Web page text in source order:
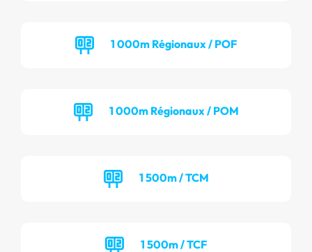
1 000m Régionaux / POF
1 000m Régionaux / POM
1 500m / TCM
1 500m / TCF